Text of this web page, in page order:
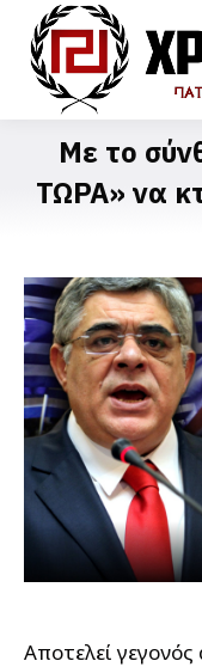
Με το
ΤΩΡΑ» να
Αποτελεί